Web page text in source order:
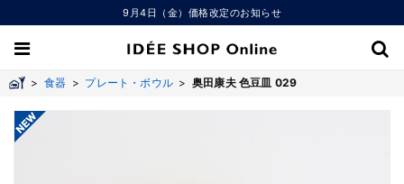
9月4日（金）価格改定のお知らせ
> 食器 > プレート・ボウル >奥田康夫 色豆皿 029